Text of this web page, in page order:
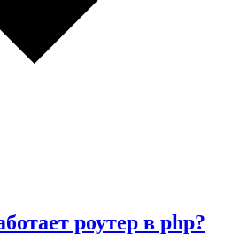
роутер в php?